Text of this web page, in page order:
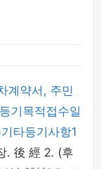
계약서, 주민
기목적접수일
타등기사항1
. 後 經 2. (후